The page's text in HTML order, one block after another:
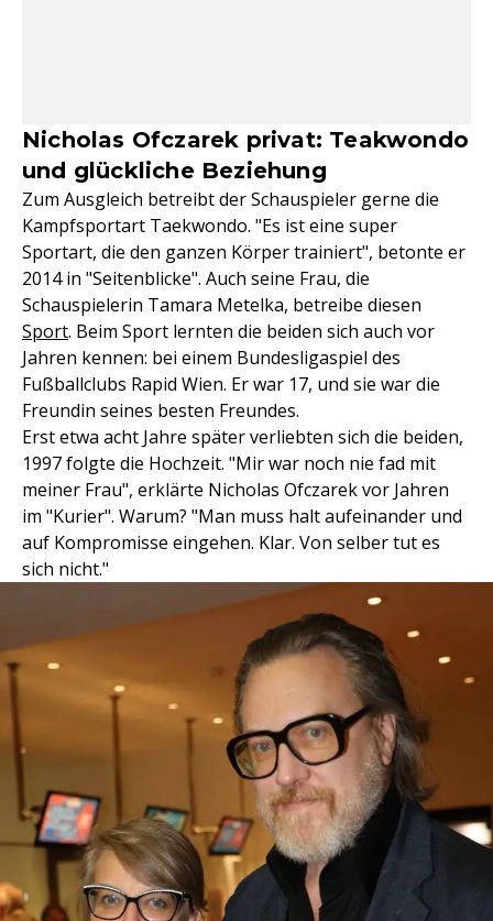
Nicholas Ofczarek privat: Teakwondo
und glückliche Beziehung
Zum Ausgleich betreibt der Schauspieler gerne die
Kampfsportart Taekwondo. "Es ist eine super
Sportart, die den ganzen Körper trainiert", betonte er
2014 in "Seitenblicke". Auch seine Frau, die
Schauspielerin Tamara Metelka, betreibe diesen
Sport. Beim Sport lernten die beiden sich auch vor
Jahren kennen: bei einem Bundesligaspiel des
Fußballclubs Rapid Wien. Er war 17, und sie war die
Freundin seines besten Freundes.
Erst etwa acht Jahre später verliebten sich die beiden,
1997 folgte die Hochzeit. "Mir war noch nie fad mit
meiner Frau", erklärte Nicholas Ofczarek vor Jahren
im "Kurier". Warum? "Man muss halt aufeinander und
auf Kompromisse eingehen. Klar. Von selber tut es
sich nicht."